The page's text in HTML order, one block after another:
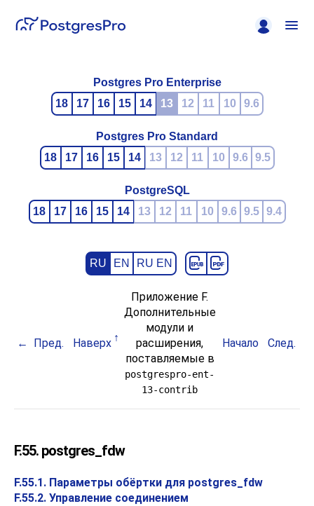
Postgres Pro Enterprise
18
17 16 15 14 13 12 11 10 9.6
Postgres Pro Standard
18
17 16 15 14 13 12 11 10 9.6 9.5
PostgreSQL
18
17 16 15 14 13 12 11 10 9.6 9.5 9.4
RU EN RU EN
Пред. Наверх
Приложение F.
Дополнительные
модули и
расширения,
поставляемые в
postgrespro-ent-
13-contrib
Начало След.
F.55. postgres_fdw
F.55.1. Параметры обёртки для postgres_fdw
F.55.2. Управление соединением